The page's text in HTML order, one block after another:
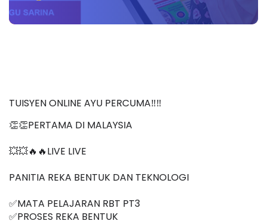
TUISYEN ONLINE AYU PERCUMA‼️‼️
👏👏PERTAMA DI MALAYSIA
💥💥🔥🔥LIVE LIVE
PANITIA REKA BENTUK DAN TEKNOLOGI
✅MATA PELAJARAN RBT PT3
✅PROSES REKA BENTUK